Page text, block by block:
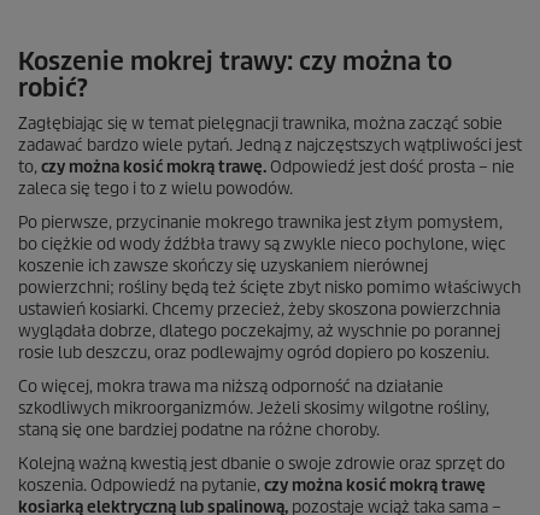
Koszenie mokrej trawy: czy można to
robić?
Zagłębiając się w temat pielęgnacji trawnika, można zacząć sobie
zadawać bardzo wiele pytań. Jedną z najczęstszych wątpliwości jest
to, czy można kosić mokrą trawę. Odpowiedź jest dość prosta – nie
zaleca się tego i to z wielu powodów.
Po pierwsze, przycinanie mokrego trawnika jest złym pomysłem,
bo ciężkie od wody źdźbła trawy są zwykle nieco pochylone, więc
koszenie ich zawsze skończy się uzyskaniem nierównej
powierzchni; rośliny będą też ścięte zbyt nisko pomimo właściwych
ustawień kosiarki. Chcemy przecież, żeby skoszona powierzchnia
wyglądała dobrze, dlatego poczekajmy, aż wyschnie po porannej
rosie lub deszczu, oraz podlewajmy ogród dopiero po koszeniu.
Co więcej, mokra trawa ma niższą odporność na działanie
szkodliwych mikroorganizmów. Jeżeli skosimy wilgotne rośliny,
staną się one bardziej podatne na różne choroby.
Kolejną ważną kwestią jest dbanie o swoje zdrowie oraz sprzęt do
koszenia. Odpowiedź na pytanie, czy można kosić mokrą trawę
kosiarką elektryczną lub spalinową, pozostaje wciąż taka sama –